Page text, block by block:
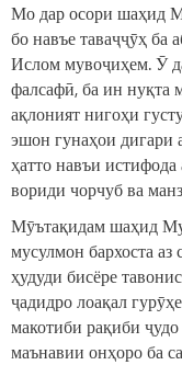
Мо дар осори шаҳид
бо навъе таваҷҷӯҳ
Ислом мувоҷиҳем. Ӯ
фалсафӣ, ба ин нуқта
ақлоният нигоҳи
эшон гунаҳои дигари
ҳатто навъи
вориди чорчуб ва
Мӯътақидам шаҳид
мусулмон бархоста
ҳудуди бисёре
ҷадидро лоақал
макотиби рақиби
маънавии онҳоро ба